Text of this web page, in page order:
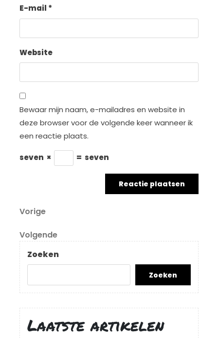
E-mail *
Website
Bewaar mijn naam, e-mailadres en website in
deze browser voor de volgende keer wanneer ik
een reactie plaats.
seven × = seven
Berichtnavigatie
Vorig
Vorige
Volgend
bericht
Volgende
Zoeken
Zoeken
Laatste artikelen